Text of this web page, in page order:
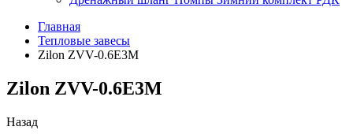
Главная
Тепловые завесы
Zilon ZVV-0.6E3M
Zilon ZVV-0.6E3M
Назад